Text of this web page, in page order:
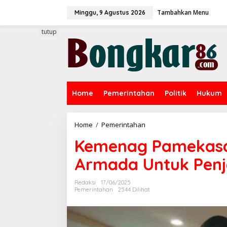
Minggu, 9 Agustus 2026 Tambahkan Menu
Home Pemerintahan Politik Hukum
tutup
Home / Pemerintahan
m
e
n
a
P
m
Kemenag
Armada Untuk
Redaksi
17/06/2025
Pemerintahan
2544 Dilihat